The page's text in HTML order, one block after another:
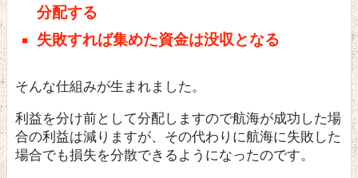
分配する
失敗すれば集めた資金は没収となる
そんな仕組みが生まれました。
利益を分け前として分配しますので航海が成功した場
合の利益は減りますが、その代わりに航海に失敗した
場合でも損失を分散できるようになったのです。